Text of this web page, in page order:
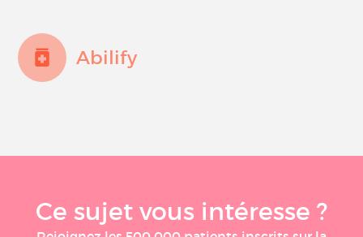
Abilify
Ce sujet vous intéresse ?